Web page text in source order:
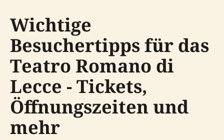
Wichtige
Besuchertipps für das
Teatro Romano di
Lecce - Tickets,
Öffnungszeiten und
mehr